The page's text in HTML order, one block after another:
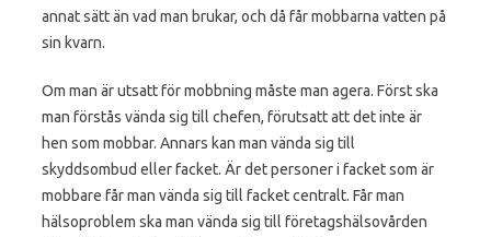
annat sätt än vad man brukar, och då får mobbarna vatten på
sin kvarn.
Om man är utsatt för mobbning måste man agera. Först ska
man förstås vända sig till chefen, förutsatt att det inte är
hen som mobbar. Annars kan man vända sig till
skyddsombud eller facket. Är det personer i facket som är
mobbare får man vända sig till facket centralt. Får man
hälsoproblem ska man vända sig till företagshälsovården